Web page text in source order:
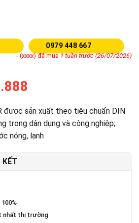
0979 448 667
- (xxxx) đã mua1 tuần trước (26/07/2026)
được sản xuất theo tiêu chuẩn DIN
trong dân dụng và công nghiệp;
nóng, lạnh
KẾT
nhất thị trường